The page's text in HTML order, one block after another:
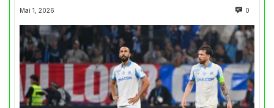
Mai 1, 2026 0